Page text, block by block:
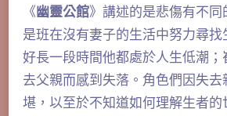
《幽靈公館》 講述的是悲傷有不
是班在沒有妻子的生活中努力尋找
好長一段時間他都處於人生低潮
去父親而感到失落。角色們因失去
堪，以至於不知道如何理解生者